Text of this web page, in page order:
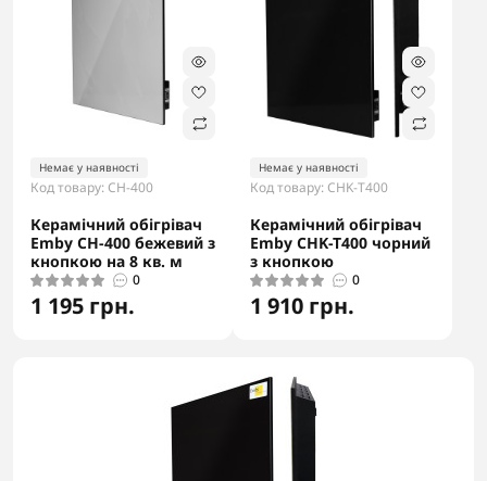
Немає у наявності
Код товару: CH-400
Керамічний обігрівач
Emby CH-400 бежевий з
кнопкою на 8 кв. м
0
1 195 грн.
Немає у наявності
Код товару: CHK-T400
Керамічний обігрівач
Emby CHK-T400 чорний
з кнопкою
0
1 910 грн.